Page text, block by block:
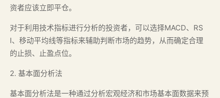
资者应该立即平仓。
对于利用技术指标进行分析的投资者，可以选择MACD、RS
I、移动平均线等指标来辅助判断市场的趋势，从而确定合理
的止损、止盈点位。
2. 基本面分析法
基本面分析法是一种通过分析宏观经济和市场基本面数据来预